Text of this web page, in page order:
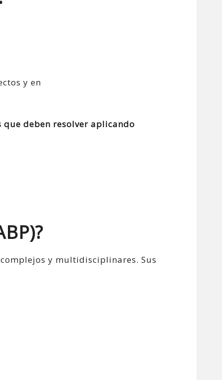
que deben resolver aplicando
y multidisciplinares. Sus